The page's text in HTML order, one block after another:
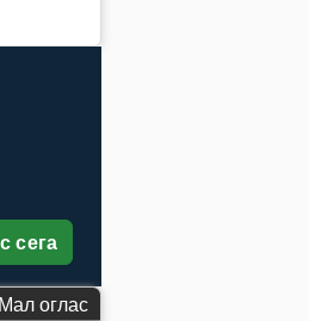
сега
Мал оглас